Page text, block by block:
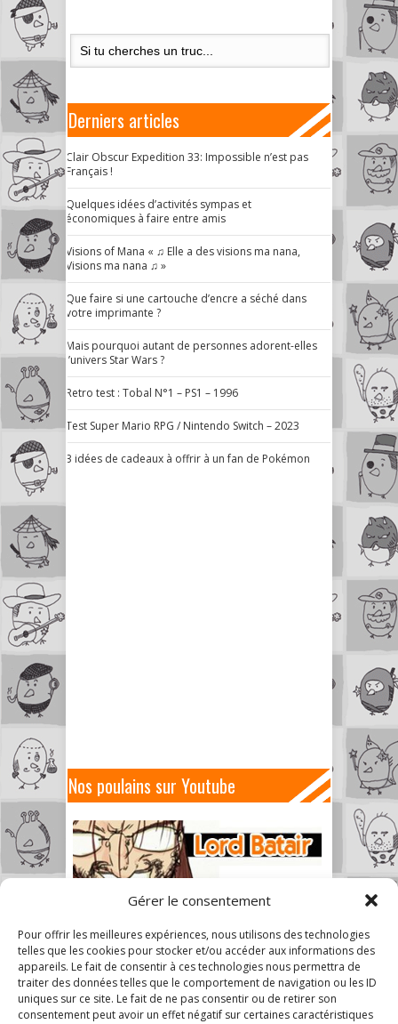
Gérer le consentement
Pour offrir les meilleures expériences, nous utilisons des technologies
telles que les cookies pour stocker et/ou accéder aux informations des
appareils. Le fait de consentir à ces technologies nous permettra de
traiter des données telles que le comportement de navigation ou les ID
uniques sur ce site. Le fait de ne pas consentir ou de retirer son
consentement peut avoir un effet négatif sur certaines caractéristiques
Derniers articles
Clair Obscur Expedition 33: Impossible n’est pas
Français !
Quelques idées d’activités sympas et
économiques à faire entre amis
Visions of Mana « ♫ Elle a des visions ma nana,
Visions ma nana ♫ »
Que faire si une cartouche d’encre a séché dans
votre imprimante ?
Mais pourquoi autant de personnes adorent-elles
l’univers Star Wars ?
Retro test : Tobal N°1 – PS1 – 1996
Test Super Mario RPG / Nintendo Switch – 2023
3 idées de cadeaux à offrir à un fan de Pokémon
Nos poulains sur Youtube